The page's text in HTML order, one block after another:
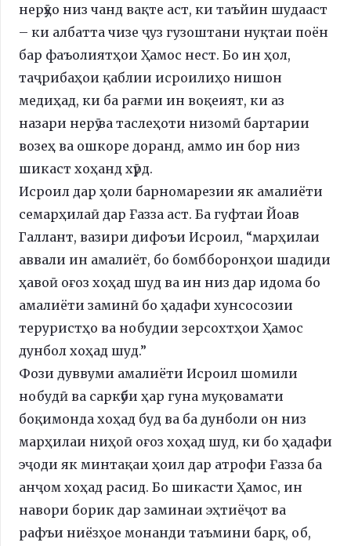
нерӯҳо низ чанд вақте аст, ки таъйин шудааст
– ки албатта чизе ҷуз гузоштани нуқтаи поён
бар фаъолиятҳои Ҳамос нест. Бо ин ҳол,
таҷрибаҳои қаблии исроилиҳо нишон
медиҳад, ки ба рағми ин воқеият, ки аз
назари нерӯ ва таслеҳоти низомӣ бартарии
возеҳ ва ошкоре доранд, аммо ин бор низ
шикаст хоҳанд хӯрд.
Исроил дар ҳоли барномарезии як амалиёти
семарҳилаӣ дар Ғазза аст. Ба гуфтаи Йоав
Галлант, вазири дифоъи Исроил, “марҳилаи
аввали ин амалиёт, бо бомбборонҳои шадиди
ҳавоӣ оғоз хоҳад шуд ва ин низ дар идома бо
амалиёти заминӣ бо ҳадафи хунсосозии
теруристҳо ва нобудии зерсохтҳои Ҳамос
дунбол хоҳад шуд.”
Фози дуввуми амалиёти Исроил шомили
нобудӣ ва саркӯби ҳар гуна муқовамати
боқимонда хоҳад буд ва ба дунболи он низ
марҳилаи ниҳоӣ оғоз хоҳад шуд, ки бо ҳадафи
эҷоди як минтақаи ҳоил дар атрофи Ғазза ба
анҷом хоҳад расид. Бо шикасти Ҳамос, ин
навори борик дар заминаи эҳтиёҷот ва
рафъи ниёзҳое монанди таъмини барқ, об,